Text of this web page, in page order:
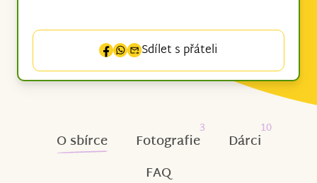
Sdílet s přáteli
O sbírce Fotografie
3
Dárci
10
FAQ